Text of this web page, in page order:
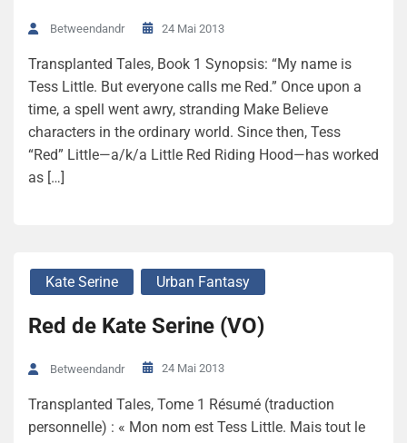
Betweendandr 24 Mai 2013
Transplanted Tales, Book 1 Synopsis: “My name is
Tess Little. But everyone calls me Red.” Once upon a
time, a spell went awry, stranding Make Believe
characters in the ordinary world. Since then, Tess
“Red” Little—a/k/a Little Red Riding Hood—has worked
as […]
Kate Serine Urban Fantasy
Red de Kate Serine (VO)
Betweendandr 24 Mai 2013
Transplanted Tales, Tome 1 Résumé (traduction
personnelle) : « Mon nom est Tess Little. Mais tout le